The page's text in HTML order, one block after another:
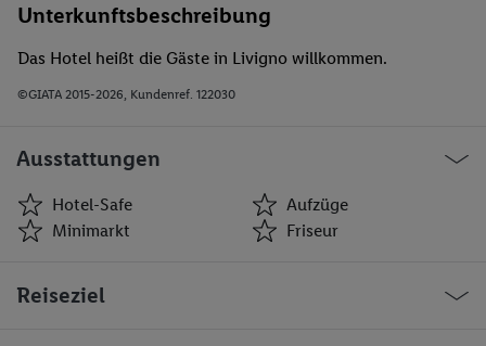
Unterkunftsbeschreibung
Das Hotel heißt die Gäste in Livigno willkommen.
©GIATA 2015-2026, Kundenref. 122030
Ausstattungen
Hotel-Safe
Aufzüge
Minimarkt
Friseur
Minimarkt
Reiseziel